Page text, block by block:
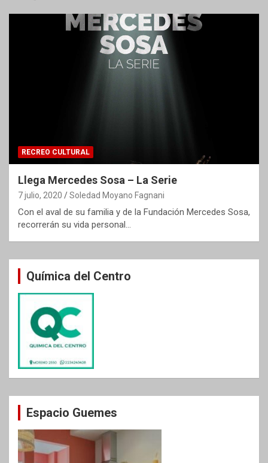
RECREO CULTURAL
Llega Mercedes Sosa – La Serie
7 julio, 2020 Soledad Moyano Fagnani
Con el aval de su familia y de la Fundación Mercedes Sosa,
recorrerán su vida personal…
Química del Centro
Espacio Guemes